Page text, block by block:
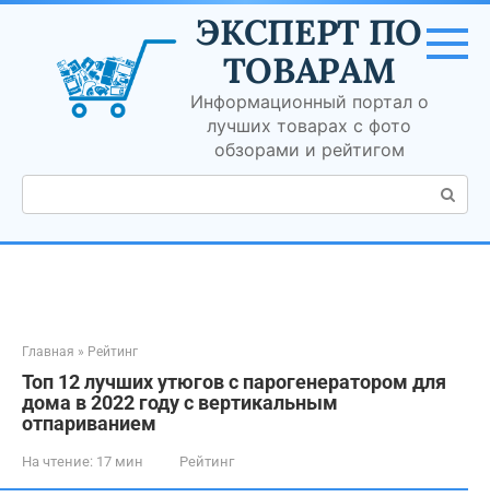
Перейти
контенту
ЭКСПЕРТ ПО
ТОВАРАМ
Информационный портал о
лучших товарах с фото
обзорами и рейтигом
Поиск:
Главная » Рейтинг
Топ 12 лучших утюгов с парогенератором для
дома в 2022 году с вертикальным
отпариванием
На чтение: 17 мин Рейтинг